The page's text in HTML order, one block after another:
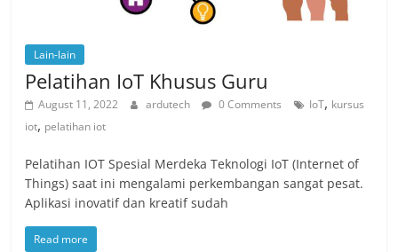
Lain-lain
Pelatihan IoT Khusus Guru
August 11, 2022 ardutech 0 Comments IoT, kursus
iot, pelatihan iot
Pelatihan IOT Spesial Merdeka Teknologi IoT (Internet of
Things) saat ini mengalami perkembangan sangat pesat.
Aplikasi inovatif dan kreatif sudah
Read more